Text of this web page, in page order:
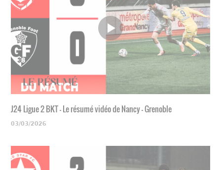
J24 Ligue 2 BKT - Le résumé vidéo de Nancy - Grenoble
03/03/2026